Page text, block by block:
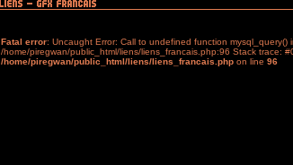
Fatal error: Uncaught Error: Call to undefined function mysql_query()
/home/piregwan/public_html/liens/liens_francais.php:96 Stack trace:
/home/piregwan/public_html/liens/liens_francais.php on line 96